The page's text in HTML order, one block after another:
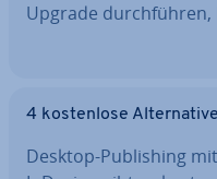
Upgrade durch­füh­ren,
4 kos­ten­lo­se
Desktop-Pu­bli­shing